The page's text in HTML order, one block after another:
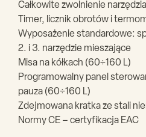
Całkowite zwolnienie
Timer, licznik obrotów i
Wyposażenie standardowe:
2. i 3. narzędzie mieszające
Misa na kółkach (60÷160 L)
Programowalny panel
pauza (60÷160 L)
Zdejmowana kratka ze stali
Normy CE – certyfikacja EAC